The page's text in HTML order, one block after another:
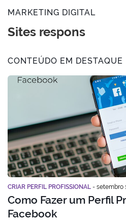
MARKETING DIGITAL
Sites responsivos
CONTEÚDO EM DESTAQUE
CRIAR PERFIL PROFISSIONAL - setembro
Como Fazer um Perfil
Facebook